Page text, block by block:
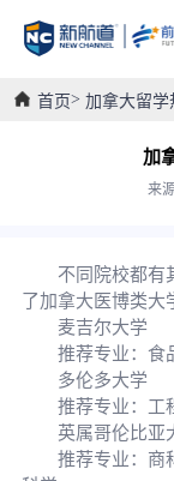
首页 加拿大留学
加
来
不同院校都有
了加拿大医博类大
麦吉尔大学
推荐专业：食品
多伦多大学
推荐专业：工程
英属哥伦比亚
推荐专业：商科